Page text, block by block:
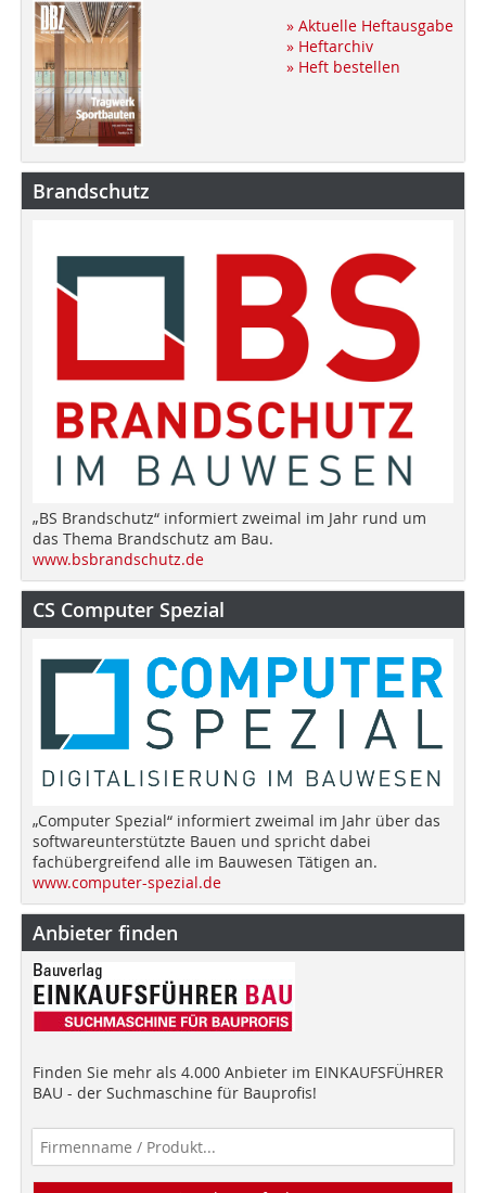
» Aktuelle Heftausgabe
» Heftarchiv
» Heft bestellen
Brandschutz
„BS Brandschutz“ informiert zweimal im Jahr rund um
das Thema Brandschutz am Bau.
www.bsbrandschutz.de
CS Computer Spezial
„Computer Spezial“ informiert zweimal im Jahr über das
softwareunterstützte Bauen und spricht dabei
fachübergreifend alle im Bauwesen Tätigen an.
www.computer-spezial.de
Anbieter finden
Finden Sie mehr als 4.000 Anbieter im EINKAUFSFÜHRER
BAU - der Suchmaschine für Bauprofis!